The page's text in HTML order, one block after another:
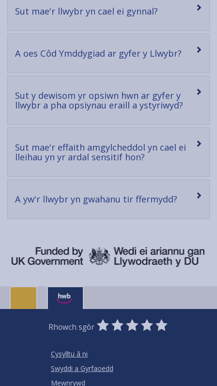
Sut mae'r llwybr yn cael ei gynnal?
content
A oes Côd Ymddygiad ar gyfer y Llwybr?
content
Sut y dewisom yr opsiwn hwn ar gyfer y
llwybr a pha opsiynau eraill a ystyriwyd?
content
Sut mae'r effaith amgylcheddol yn cael ei
lleihau yn yr ardal sensitif hon?
content
A yw'r llwybr yn gwahanu tir ffermydd?
content
Rhowch sgôr
0
Stars
1
Star
2
Stars
3
Stars
4
Stars
5
Stars
Cysylltu â ni
Swyddi a Gyrfaoedd
Mewnrywd